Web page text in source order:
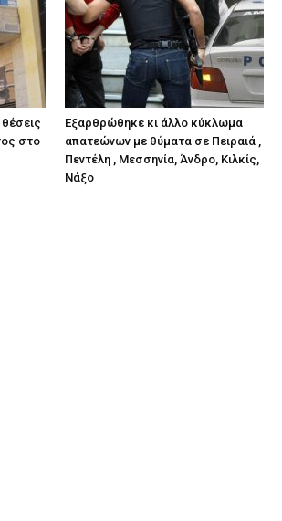
στο
Εξαρθρώθηκε κι άλλο κύκλωμα
απατεώνων με θύματα σε Πειραιά ,
Πεντέλη , Μεσσηνία, Άνδρο, Κιλκίς,
Νάξο